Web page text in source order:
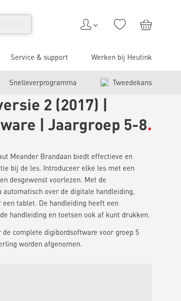
Service & support Werken bij Heutink
Snelleverprogramma Tweedekans
2 (2017) |
| Jaargroep 5-8
Meander Brandaan biedt effectieve en
bij de les. Introduceer elke les met een
desgewenst voorlezen. Met de
over de digitale handleiding,
tablet. De handleiding heeft een
handleiding en toetsen ook af kunt drukken.
complete digibordsoftware voor groep 5
worden afgenomen.